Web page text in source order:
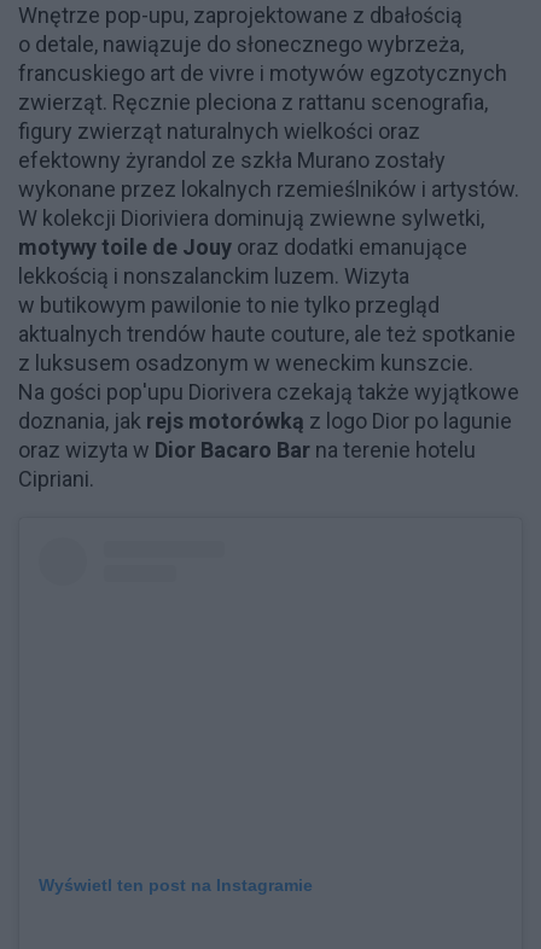
Wnętrze pop-upu, zaprojektowane z dbałością
o detale, nawiązuje do słonecznego wybrzeża,
francuskiego art de vivre i motywów egzotycznych
zwierząt. Ręcznie pleciona z rattanu scenografia,
figury zwierząt naturalnych wielkości oraz
efektowny żyrandol ze szkła Murano zostały
wykonane przez lokalnych rzemieślników i artystów.
W kolekcji Dioriviera dominują zwiewne sylwetki,
motywy toile de Jouy oraz dodatki emanujące
lekkością i nonszalanckim luzem. Wizyta
w butikowym pawilonie to nie tylko przegląd
aktualnych trendów haute couture, ale też spotkanie
z luksusem osadzonym w weneckim kunszcie.
Na gości pop'upu Diorivera czekają także wyjątkowe
doznania, jak rejs motorówką z logo Dior po lagunie
oraz wizyta w Dior Bacaro Bar na terenie hotelu
Cipriani.
Wyświetl ten post na Instagramie